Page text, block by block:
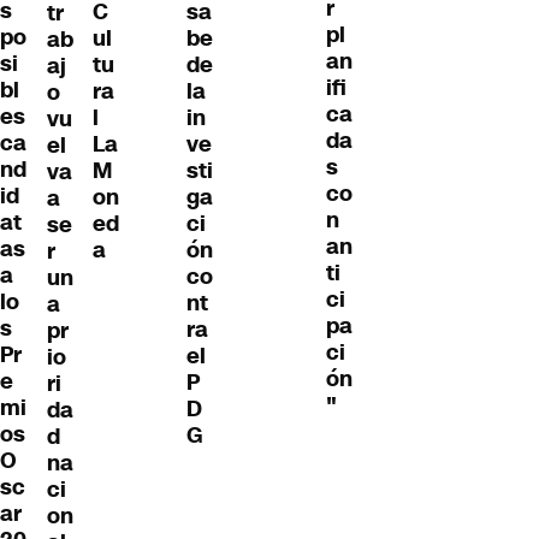
s
po
si
bl
es
ca
nd
id
at
as
a
lo
s
Pr
e
mi
os
O
sc
ar
tr
ab
aj
o
vu
el
va
a
se
r
un
a
pr
io
ri
da
d
na
ci
on
C
ul
tu
ra
l
La
M
on
ed
a
sa
be
de
la
in
ve
sti
ga
ci
ón
co
nt
ra
el
P
D
G
r
pl
an
ifi
ca
da
s
co
n
an
ti
ci
pa
ci
ón
"